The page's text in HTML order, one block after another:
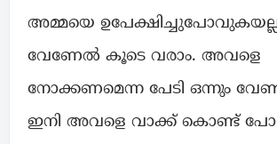
അമ്മയെ
വേണേൽ കൂടെ വരാം. അവളെ
നോക്കണമെന്ന പേടി ഒന്നും
ഇനി അവളെ വാക്ക് കൊണ്ട്